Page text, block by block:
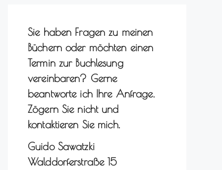
Sie haben Fragen zu meinen
Büchern oder möchten einen
Termin zur Buchlesung
vereinbaren? Gerne
beantworte ich Ihre Anfrage.
Zögern Sie nicht und
kontaktieren Sie mich.
Guido Sawatzki
Walddorferstraße 15